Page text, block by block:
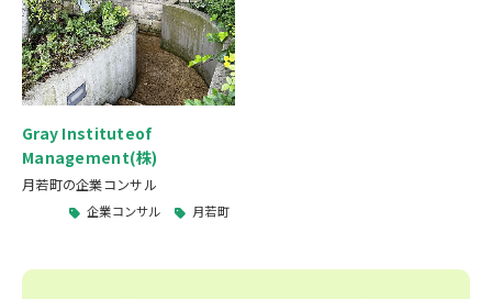
Gray Instituteof
Management(株)
月若町の企業コンサル
企業コンサル 月若町